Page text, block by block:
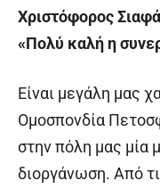
Χριστόφορος
«Πολύ καλή η
Είναι μεγάλη μας
Ομοσπονδία
στην πόλη μας μία
διοργάνωση. Από